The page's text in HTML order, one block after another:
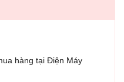
hàng tại Điện Máy